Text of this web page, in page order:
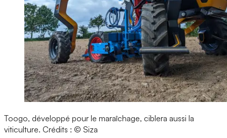
Toogo, développé pour le maraîchage, ciblera aussi la
viticulture. Crédits : © Siza